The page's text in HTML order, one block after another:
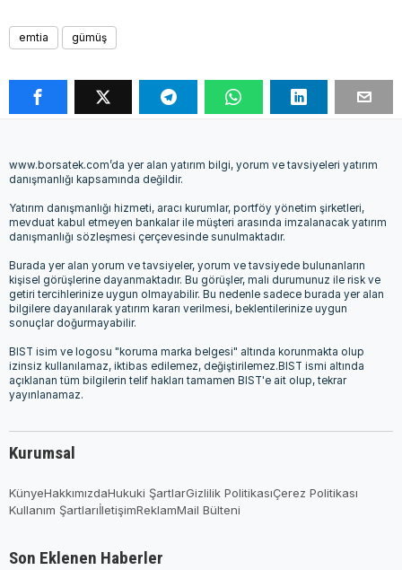
emtia gümüş
www.borsatek.com’da yer alan yatırım bilgi, yorum ve tavsiyeleri yatırım
danışmanlığı kapsamında değildir.
Yatırım danışmanlığı hizmeti, aracı kurumlar, portföy yönetim şirketleri,
mevduat kabul etmeyen bankalar ile müşteri arasında imzalanacak yatırım
danışmanlığı sözleşmesi çerçevesinde sunulmaktadır.
Burada yer alan yorum ve tavsiyeler, yorum ve tavsiyede bulunanların
kişisel görüşlerine dayanmaktadır. Bu görüşler, mali durumunuz ile risk ve
getiri tercihlerinize uygun olmayabilir. Bu nedenle sadece burada yer alan
bilgilere dayanılarak yatırım kararı verilmesi, beklentilerinize uygun
sonuçlar doğurmayabilir.
BIST isim ve logosu "koruma marka belgesi" altında korunmakta olup
izinsiz kullanılamaz, iktibas edilemez, değiştirilemez.BIST ismi altında
açıklanan tüm bilgilerin telif hakları tamamen BIST'e ait olup, tekrar
yayınlanamaz.
Kurumsal
KünyeHakkımızdaHukuki ŞartlarGizlilik PolitikasıÇerez Politikası
Kullanım ŞartlarıİletişimReklamMail Bülteni
Son Eklenen Haberler